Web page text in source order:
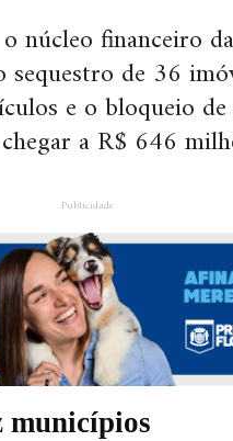
núcleo financeiro
de 36
e o bloqueio
a R$ 646
Publicidade
municípios